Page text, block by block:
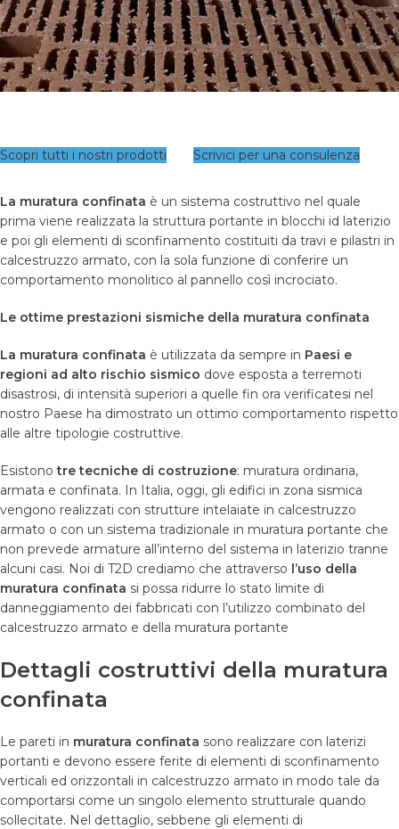
Scopri tutti i nostri prodotti Scrivici per una consulenza
La muratura confinata è un sistema costruttivo nel quale
prima viene realizzata la struttura portante in blocchi id laterizio
e poi gli elementi di sconfinamento costituiti da travi e pilastri in
calcestruzzo armato, con la sola funzione di conferire un
comportamento monolitico al pannello così incrociato.
Le ottime prestazioni sismiche della muratura confinata
La muratura confinata è utilizzata da sempre in Paesi e
regioni ad alto rischio sismico dove esposta a terremoti
disastrosi, di intensità superiori a quelle fin ora verificatesi nel
nostro Paese ha dimostrato un ottimo comportamento rispetto
alle altre tipologie costruttive.
Esistono tre tecniche di costruzione: muratura ordinaria,
armata e confinata. In Italia, oggi, gli edifici in zona sismica
vengono realizzati con strutture intelaiate in calcestruzzo
armato o con un sistema tradizionale in muratura portante che
non prevede armature all’interno del sistema in laterizio tranne
alcuni casi. Noi di T2D crediamo che attraverso l’uso della
muratura confinata si possa ridurre lo stato limite di
danneggiamento dei fabbricati con l’utilizzo combinato del
calcestruzzo armato e della muratura portante
Dettagli costruttivi della muratura
confinata
Le pareti in muratura confinata sono realizzare con laterizi
portanti e devono essere ferite di elementi di sconfinamento
verticali ed orizzontali in calcestruzzo armato in modo tale da
comportarsi come un singolo elemento strutturale quando
sollecitate. Nel dettaglio, sebbene gli elementi di